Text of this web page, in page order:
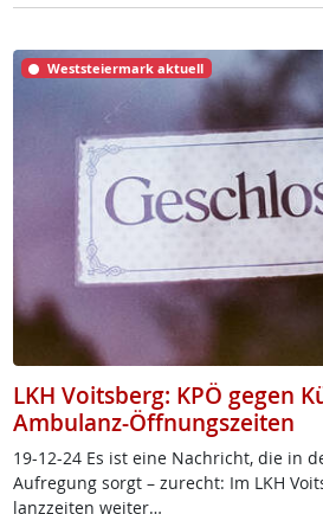
Weststeiermark aktuell
LKH Voitsberg: KPÖ gegen
Ambulanz-Öffnungszeiten
19-12-24 Es ist ei­ne Nach­richt, die in
Auf­re­gung sorgt – zu­recht: Im LKH
lanz­zei­ten wei­ter…